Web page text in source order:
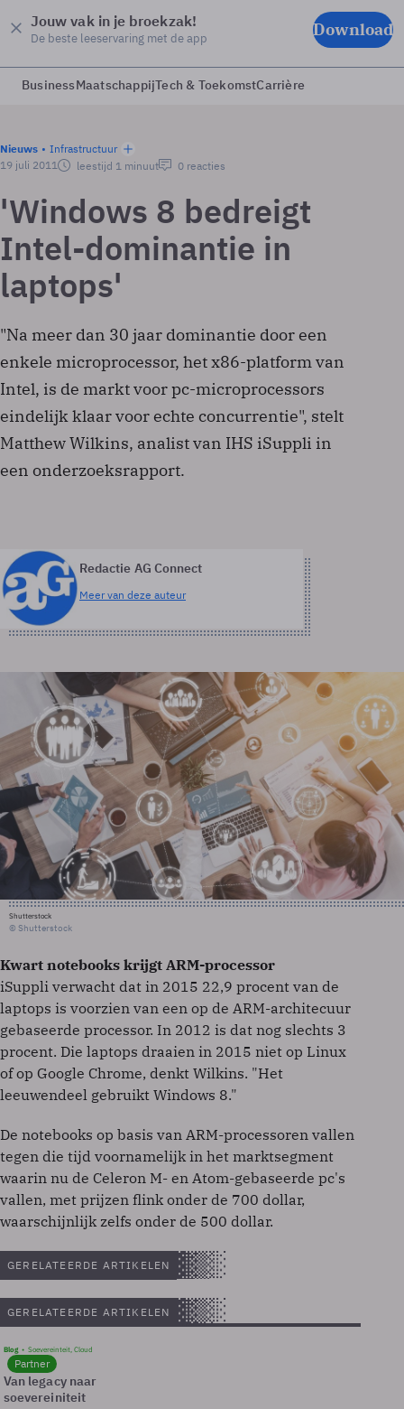
Jouw vak in je broekzak!
De beste leeservaring met de app Download
BusinessMaatschappijTech & ToekomstCarrière
Nieuws
Infrastructuur
19 juli 2011
leestijd 1 minuut 0 reacties
'Windows 8 bedreigt
Intel-dominantie in
laptops'
"Na meer dan 30 jaar dominantie door een
enkele microprocessor, het x86-platform van
Intel, is de markt voor pc-microprocessors
eindelijk klaar voor echte concurrentie", stelt
Matthew Wilkins, analist van IHS iSuppli in
een onderzoeksrapport.
Redactie AG Connect
Meer van deze auteur
Shutterstock
© Shutterstock
Kwart notebooks krijgt ARM-processor
iSuppli verwacht dat in 2015 22,9 procent van de
laptops is voorzien van een op de ARM-architecuur
gebaseerde processor. In 2012 is dat nog slechts 3
procent. Die laptops draaien in 2015 niet op Linux
of op Google Chrome, denkt Wilkins. "Het
leeuwendeel gebruikt Windows 8."
De notebooks op basis van ARM-processoren vallen
tegen die tijd voornamelijk in het marktsegment
waarin nu de Celeron M- en Atom-gebaseerde pc's
vallen, met prijzen flink onder de 700 dollar,
waarschijnlijk zelfs onder de 500 dollar.
GERELATEERDE ARTIKELEN
GERELATEERDE ARTIKELEN
Blog Soevereinteit, Cloud
Partner
Van legacy naar
soevereiniteit